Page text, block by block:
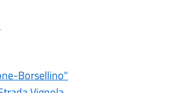
Borsellino"